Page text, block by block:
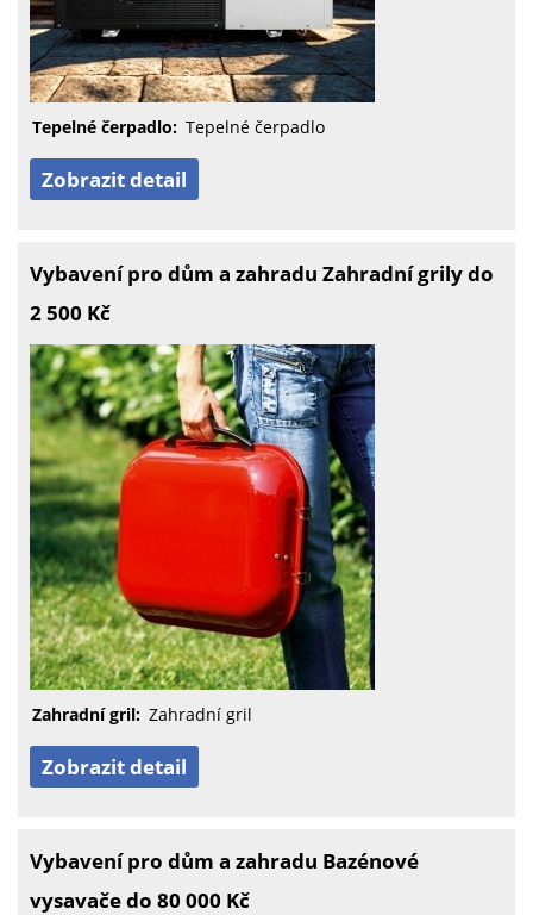
Tepelné čerpadlo: Tepelné čerpadlo
Zobrazit detail
Vybavení pro dům a zahradu Zahradní grily do
2 500 Kč
Zahradní gril: Zahradní gril
Zobrazit detail
Vybavení pro dům a zahradu Bazénové
vysavače do 80 000 Kč